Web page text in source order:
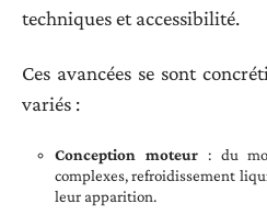
techniques et accessibilité.
Ces avancées se sont
variés :
Conception moteur: du
complexes, refroidissement
leur apparition.